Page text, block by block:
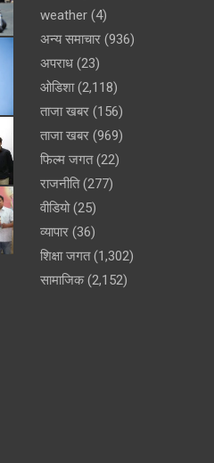
weather (4)
अन्य समाचार (936)
अपराध (23)
ओडिशा(2,118)
ताजा खबर (156)
ताजा खबर (969)
फिल्म जगत(22)
राजनीति(277)
वीडियो(25)
व्यापार (36)
शिक्षा जगत(1,302)
सामाजिक(2,152)